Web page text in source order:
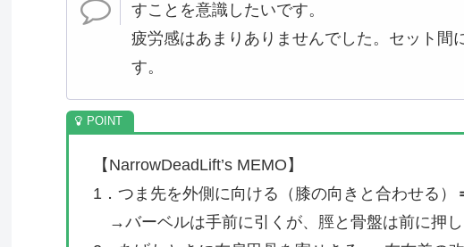
すことを意識したいです。
疲労感はあまりありませんでした。セット間
す。
【NarrowDeadLift’s MEMO】
1．つま先を外側に向ける（膝の向きと合わせる）
→バーベルは手前に引くが、脛と骨盤は前に押し